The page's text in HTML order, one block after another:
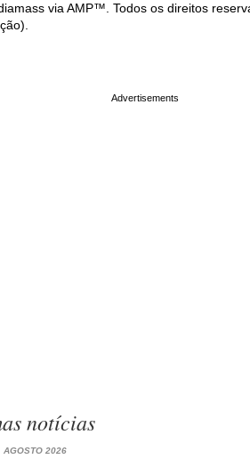
via AMP™. Todos os direitos
notícias
AGOSTO 2026